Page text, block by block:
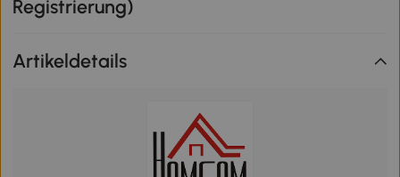
Registrierung)
Artikeldetails